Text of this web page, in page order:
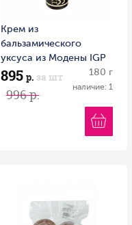
Крем из
бальзамического
уксуса из Модены IGP
с черным трюфелем
RETARTU 180 г пл/б
Италия
895 р. за шт
996 р.
180 г
наличие: 1